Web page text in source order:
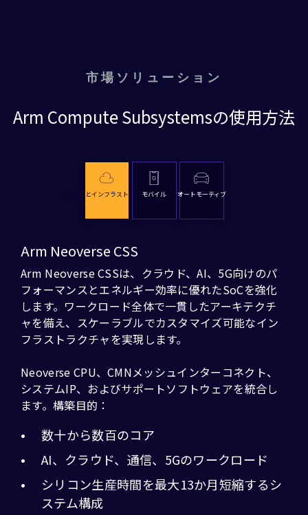
市場ソリューション
Arm Compute Subsystemsの使用方法
クラウドとインフラストラクチャモバイル オートモーティブ
Arm Neoverse CSS
Arm Neoverse CSSは、クラウド、AI、5G向けのパ
フォーマンスとエネルギー効率に優れたSoCを強化
します。ワークロード全体で一貫したアーキテクチ
ャを備え、スケーラブルでカスタマイズ可能なイン
フラストラクチャを実現します。
Neoverse CPU、CMNメッシュインターコネクト、
システムIP、およびサポートソフトウェアを統合し
ます。構築目的：
数十から数百のコア
AI、クラウド、通信、5Gのワークロード
シリコン生産時間を最大13か月短縮するシ
ステム構成